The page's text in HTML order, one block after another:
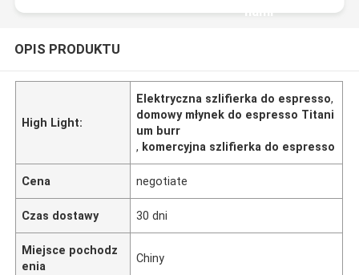
nami
OPIS PRODUKTU
High Light:
Elektryczna szlifierka do espresso,
domowy młynek do espresso Titani
um burr
, komercyjna szlifierka do espresso
Cena negotiate
Czas dostawy 30 dni
Miejsce pochodz
enia
Chiny